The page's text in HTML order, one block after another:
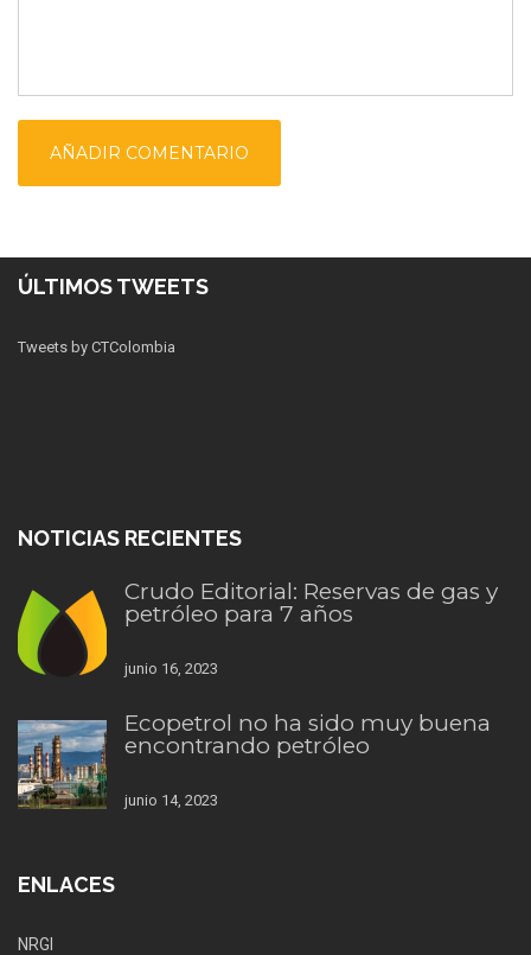
ÚLTIMOS TWEETS
Tweets by CTColombia
NOTICIAS RECIENTES
Crudo Editorial: Reservas de gas y
petróleo para 7 años
junio 16, 2023
Ecopetrol no ha sido muy buena
encontrando petróleo
junio 14, 2023
ENLACES
NRGI